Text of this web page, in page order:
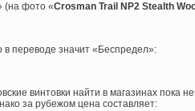
(на фото «Crosman Trail NP2 Stealth
в переводе значит «Беспредел»:
винтовки найти в магазинах пока
за рубежом цена составляет: